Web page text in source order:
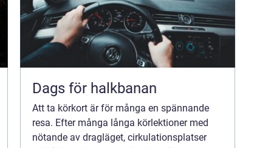
Dags för halkbanan
Att ta körkort är för många en spännande
resa. Efter många långa körlektioner med
nötande av dragläget, cirkulationsplatser